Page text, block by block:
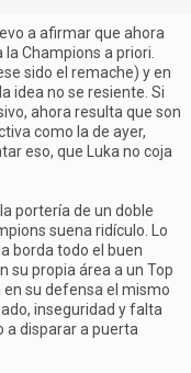
a afirmar que ahora
Champions a priori.
sido el remache) y en
idea no se resiente. Si
ahora resulta que son
como la de ayer,
eso, que Luka no coja
portería de un doble
suena ridículo. Lo
borda todo el buen
su propia área a un Top
en su defensa el mismo
inseguridad y falta
a disparar a puerta